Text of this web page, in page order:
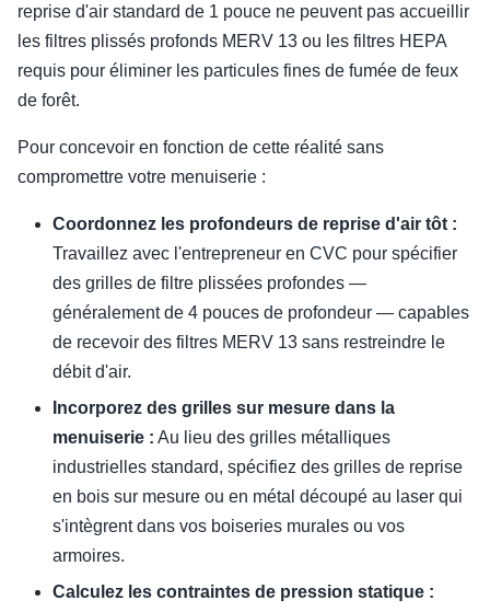
reprise d'air standard de 1 pouce ne peuvent pas accueillir
les filtres plissés profonds MERV 13 ou les filtres HEPA
requis pour éliminer les particules fines de fumée de feux
de forêt.
Pour concevoir en fonction de cette réalité sans
compromettre votre menuiserie :
Coordonnez les profondeurs de reprise d'air tôt :
Travaillez avec l'entrepreneur en CVC pour spécifier
des grilles de filtre plissées profondes —
généralement de 4 pouces de profondeur — capables
de recevoir des filtres MERV 13 sans restreindre le
débit d'air.
Incorporez des grilles sur mesure dans la
menuiserie : Au lieu des grilles métalliques
industrielles standard, spécifiez des grilles de reprise
en bois sur mesure ou en métal découpé au laser qui
s'intègrent dans vos boiseries murales ou vos
armoires.
Calculez les contraintes de pression statique :